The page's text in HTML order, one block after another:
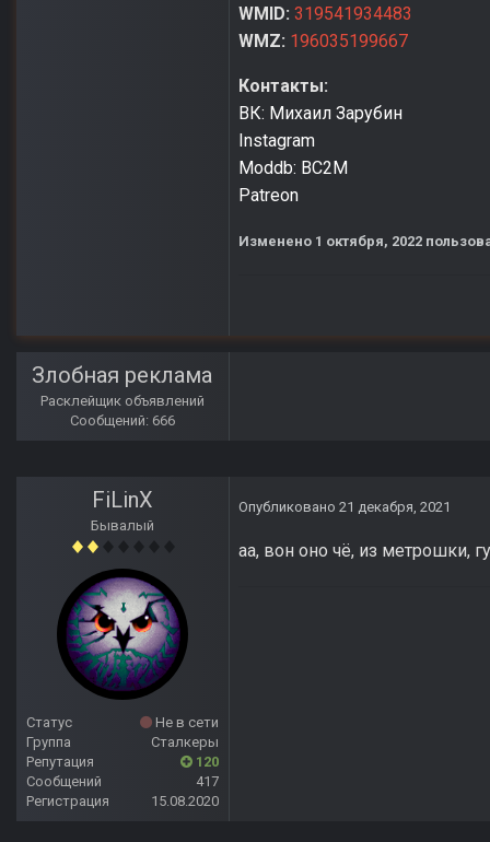
WMID: 319541934483
WMZ: 196035199667
Контакты:
ВК: Михаил Зарубин
Instagram
Moddb: BC2M
Patreon
Изменено 1 октября, 2022
Злобная реклама
Расклейщик объявлений
Сообщений: 666
FiLinX
Бывалый
Статус
Не в сети
Группа
Сталкеры
Репутация
120
Сообщений
417
Регистрация
15.08.2020
Опубликовано 21 декабря, 2021
аа, вон оно чё, из метрошки,